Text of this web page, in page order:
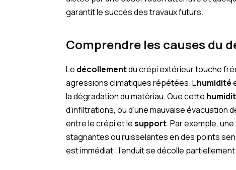
garantit le succès des travaux futurs.
Comprendre les causes du
Le décollementdu crépi extérieur touche
agressions climatiques répétées. L’humidité
la dégradation du matériau. Que cette
d’infiltrations, ou d’une mauvaise
entre le crépi et lesupport. Par exemple,
stagnantes ou ruisselantes en des points
est immédiat : l’enduit se décolle